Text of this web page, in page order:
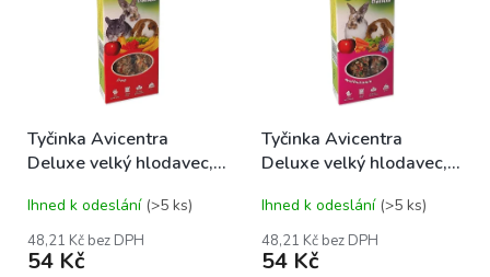
d
u
t
ů
Tyčinka Avicentra
Deluxe velký hlodavec, s
Ihned k odeslání (>5 ks)
48,21 Kč bez DPH
54 Kč
Tyčinka Avicentra
Deluxe velký hlodavec, s
Ihned k odeslání (>5 ks)
48,21 Kč bez DPH
54 Kč